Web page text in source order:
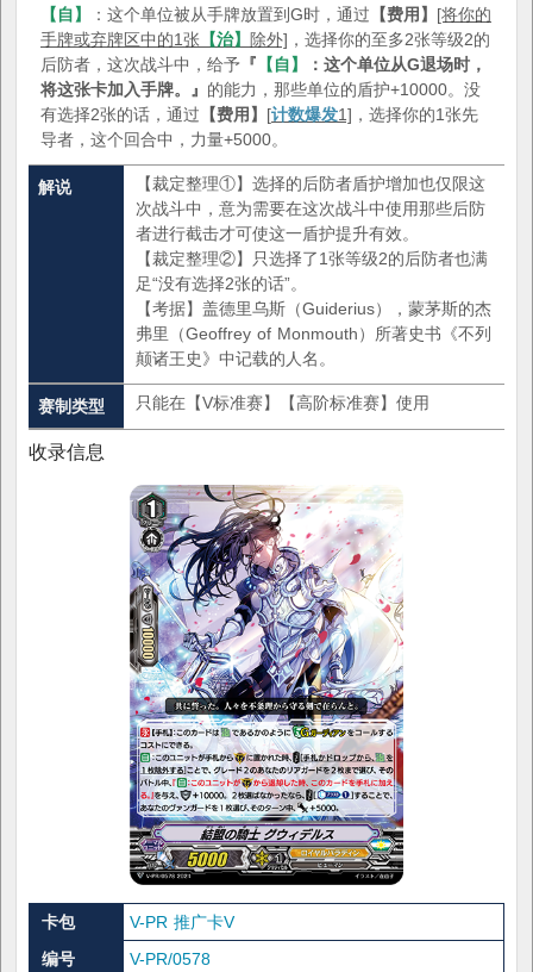
【自】
：这个单位被从手牌放置到G时，通过 【费用】 [将你的
手牌或弃牌区中的1张 【治】 除外] ，选择你的至多2张等级2的
后防者，这次战斗中，给予 『 【自】
：这个单位从G退场时，
将这张卡加入手牌。』 的能力，那些单位的盾护+10000。没
有选择2张的话，通过 【费用】 [计数爆发1] ，选择你的1张先
导者，这个回合中，力量+5000。
解说
【裁定整理①】选择的后防者盾护增加也仅限这
次战斗中，意为需要在这次战斗中使用那些后防
者进行截击才可使这一盾护提升有效。
【裁定整理②】只选择了1张等级2的后防者也满
足“没有选择2张的话”。
【考据】盖德里乌斯（Guiderius），蒙茅斯的杰
弗里（Geoffrey of Monmouth）所著史书《不列
颠诸王史》中记载的人名。
赛制类型 只能在【V标准赛】【高阶标准赛】使用
收录信息
卡包
V-PR 推广卡V
编号
V-PR/0578